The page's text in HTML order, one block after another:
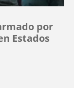
por
Estados